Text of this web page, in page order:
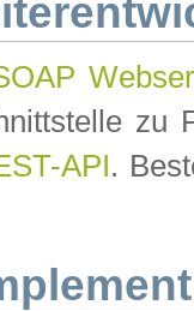
zu
API.